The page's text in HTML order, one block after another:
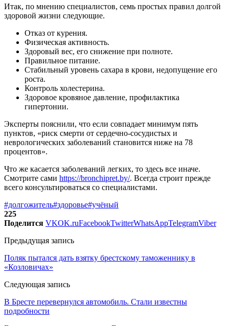
Итак, по мнению специалистов, семь простых правил долгой
здоровой жизни следующие.
Отказ от курения.
Физическая активность.
Здоровый вес, его снижение при полноте.
Правильное питание.
Стабильный уровень сахара в крови, недопущение его
роста.
Контроль холестерина.
Здоровое кровяное давление, профилактика
гипертонии.
Эксперты пояснили, что если совпадает минимум пять
пунктов, «риск смерти от сердечно-сосудистых и
неврологических заболеваний становится ниже на 78
процентов».
Что же касается заболеваний легких, то здесь все иначе.
Смотрите сами https://bronchipret.by/. Всегда строит прежде
всего консультироваться со специалистами.
#долгожитель#здоровье#учёный
225
Поделится VKOK.ruFacebookTwitterWhatsAppTelegramViber
Предыдущая запись
Поляк пытался дать взятку брестскому таможеннику в
«Козловичах»
Следующая запись
В Бресте перевернулся автомобиль. Стали известны
подробности